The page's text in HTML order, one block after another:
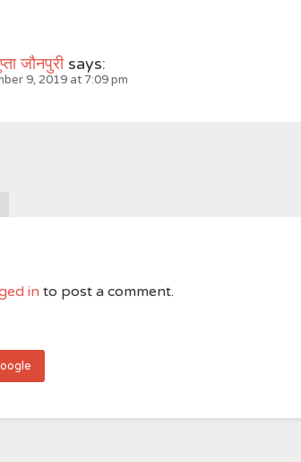
जौनपुरी says:
9, 2019 at 7:09 pm
in to post a comment.